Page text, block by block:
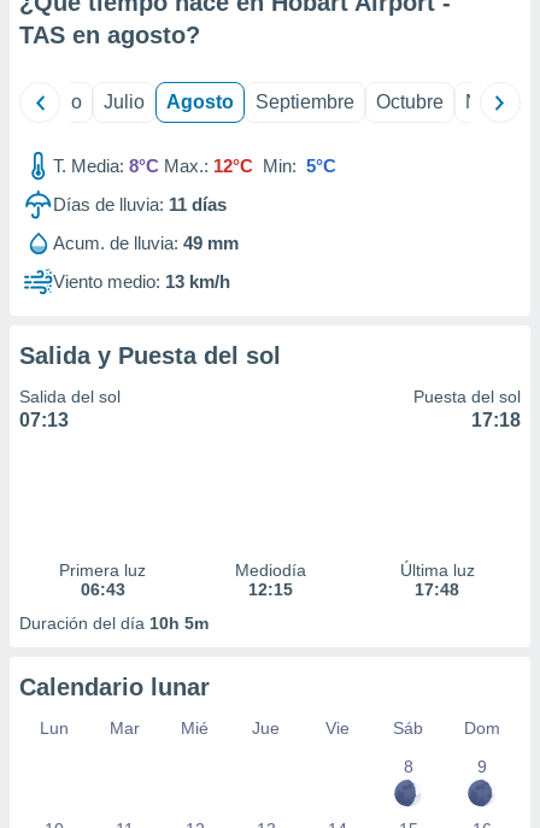
e
publicidad
publicidad
de
TAS en agosto?
Junio Julio Agosto Septiembre Octubre
T. Media: 8°C Max.: 12°C Min: 5°C
Días de lluvia: 11 días
Acum. de lluvia: 49 mm
Viento medio: 13 km/h
Salida y Puesta del sol
Salida del sol
07:13
Puesta del sol
17:18
Primera luz
06:43
Mediodía
12:15
Última luz
17:48
Duración del día 10h 5m
Calendario lunar
Lun Mar Mié Jue Vie Sáb
Dom
8
9